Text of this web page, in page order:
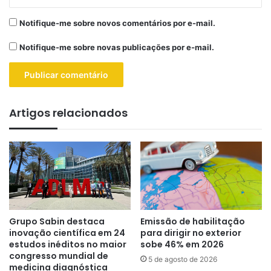
Notifique-me sobre novos comentários por e-mail.
Notifique-me sobre novas publicações por e-mail.
Artigos relacionados
Grupo Sabin destaca
inovação científica em 24
estudos inéditos no maior
congresso mundial de
medicina diagnóstica
Emissão de habilitação
para dirigir no exterior
sobe 46% em 2026
5 de agosto de 2026